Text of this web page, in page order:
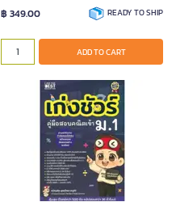
฿ 349.00 READY TO SHIP
ADD TO CART